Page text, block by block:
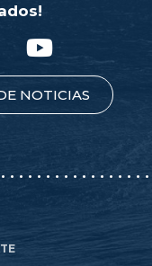
NOTICIAS